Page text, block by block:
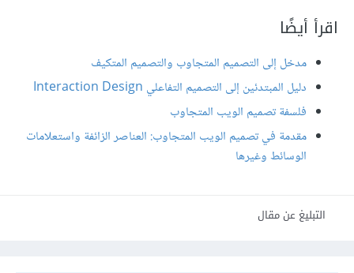
اقرأ أيضًا
مدخل إلى التصميم المتجاوب والتصميم المتكيف
دليل المبتدئين إلى التصميم التفاعلي Interaction Design
فلسفة تصميم الويب المتجاوب
مقدمة في تصميم الويب المتجاوب: العناصر الزائفة واستعلامات
الوسائط وغيرها
التبليغ عن مقال